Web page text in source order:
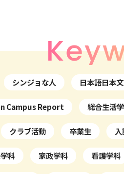
シンジョな人 日本語日本
Campus Report 総合生活
クラブ活動 卒業生
科 家政学科 看護学科